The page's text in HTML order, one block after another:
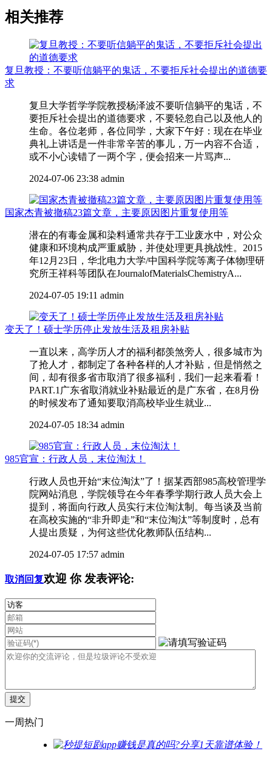
相关推荐
复旦教授：不要听信躺平的鬼话，不要拒斥社会提出的道德要
求
复旦大学哲学学院教授杨泽波不要听信躺平的鬼话，不
要拒斥社会提出的道德要求，不要轻忽自己以及他人的
生命。各位老师，各位同学，大家下午好：现在在毕业
典礼上讲话是一件非常辛苦的事儿，万一内容不合适，
或不小心读错了一两个字，便会招来一片骂声...
2024-07-06 23:38 admin
国家杰青被撤稿23篇文章，主要原因图片重复使用等
潜在的有毒金属和染料通常共存于工业废水中，对公众
健康和环境构成严重威胁，并使处理更具挑战性。2015
年12月23日，华北电力大学/中国科学院等离子体物理研
究所王祥科等团队在JournalofMaterialsChemistryA...
2024-07-05 19:11 admin
变天了！硕士学历停止发放生活及租房补贴
一直以来，高学历人才的福利都羡煞旁人，很多城市为
了抢人才，都制定了各种各样的人才补贴，但是悄然之
间，却有很多省市取消了很多福利，我们一起来看看！
PART.1广东省取消就业补贴最近的是广东省，在8月份
的时候发布了通知要取消高校毕业生就业...
2024-07-05 18:34 admin
985官宣：行政人员，末位淘汰！
行政人员也开始“末位淘汰”了！据某西部985高校管理学
院网站消息，学院领导在今年春季学期行政人员大会上
提到，将面向行政人员实行末位淘汰制。每当谈及当前
在高校实施的“非升即走”和“末位淘汰”等制度时，总有
人提出质疑，为何这些优化教师队伍结构...
2024-07-05 17:57 admin
取消回复欢迎 你发表评论:
一周热门